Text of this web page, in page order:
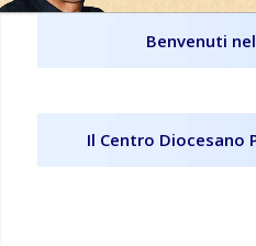
Benvenuti
Il Centro Diocesano